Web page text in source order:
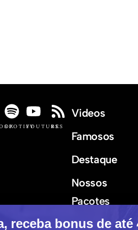
SPOTIFYYOUTUBE
RSS
Videos
Famosos
Destaque
Nossos
Pacotes
receba bonus de até